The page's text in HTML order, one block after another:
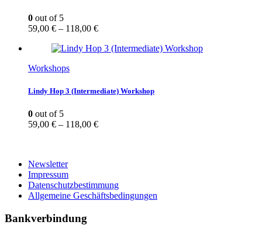
0 out of 5
59,00 € – 118,00 €
Workshops
Lindy Hop 3 (Intermediate) Workshop
0 out of 5
59,00 € – 118,00 €
Newsletter
Impressum
Datenschutzbestimmung
Allgemeine Geschäftsbedingungen
Bankverbindung